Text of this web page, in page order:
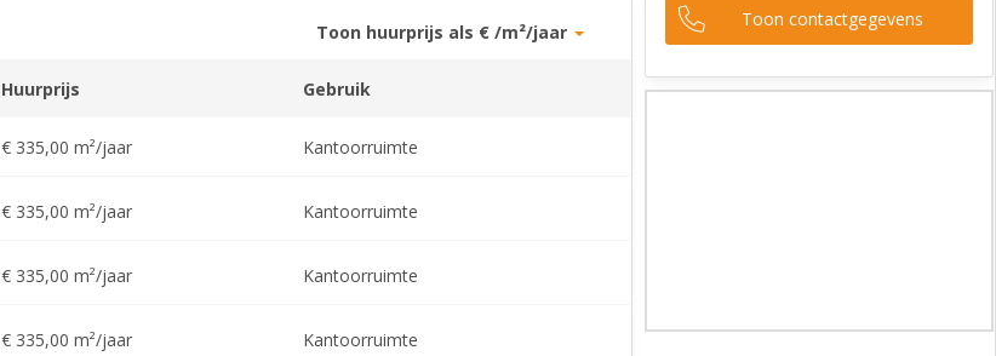
Toon huurprijs als € /m²/jaar
Huurprijs Gebruik
€ 335,00 m²/jaar Kantoorruimte
€ 335,00 m²/jaar Kantoorruimte
€ 335,00 m²/jaar Kantoorruimte
€ 335,00 m²/jaar Kantoorruimte
Toon contactgegevens